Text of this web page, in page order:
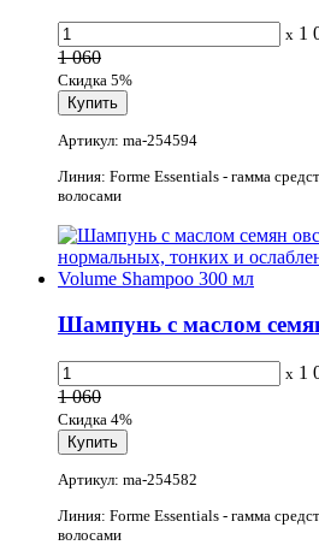
x 1
1 060
Скидка 5%
Артикул: ma-254594
Линия: Forme Essentials - гамма
волосами
Шампунь с маслом
x 1
1 060
Скидка 4%
Артикул: ma-254582
Линия: Forme Essentials - гамма
волосами